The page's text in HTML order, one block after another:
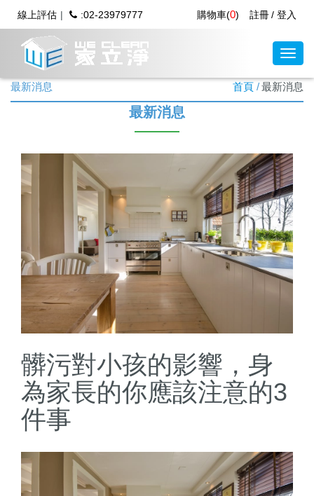
線上評估 :02-23979777 註冊 登入
購物車(0)
最新消息 首頁 最新消息
最新消息
髒污對小孩的影響，身
為家長的你應該注意的3
件事